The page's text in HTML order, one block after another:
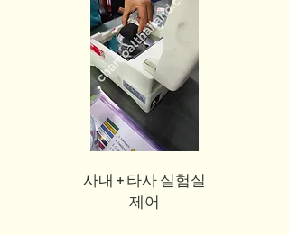
사내 + 타사 실험실
제어